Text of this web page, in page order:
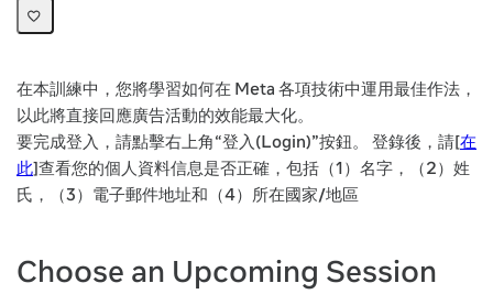
在本訓練中，您將學習如何在 Meta 各項技術中運用最佳作法，
以此將直接回應廣告活動的效能最大化。
要完成登入，請點擊右上角“登入(Login)”按鈕。 登錄後，請[在
此]查看您的個人資料信息是否正確，包括（1）名字，（2）姓
氏，（3）電子郵件地址和（4）所在國家/地區
Choose an Upcoming Session